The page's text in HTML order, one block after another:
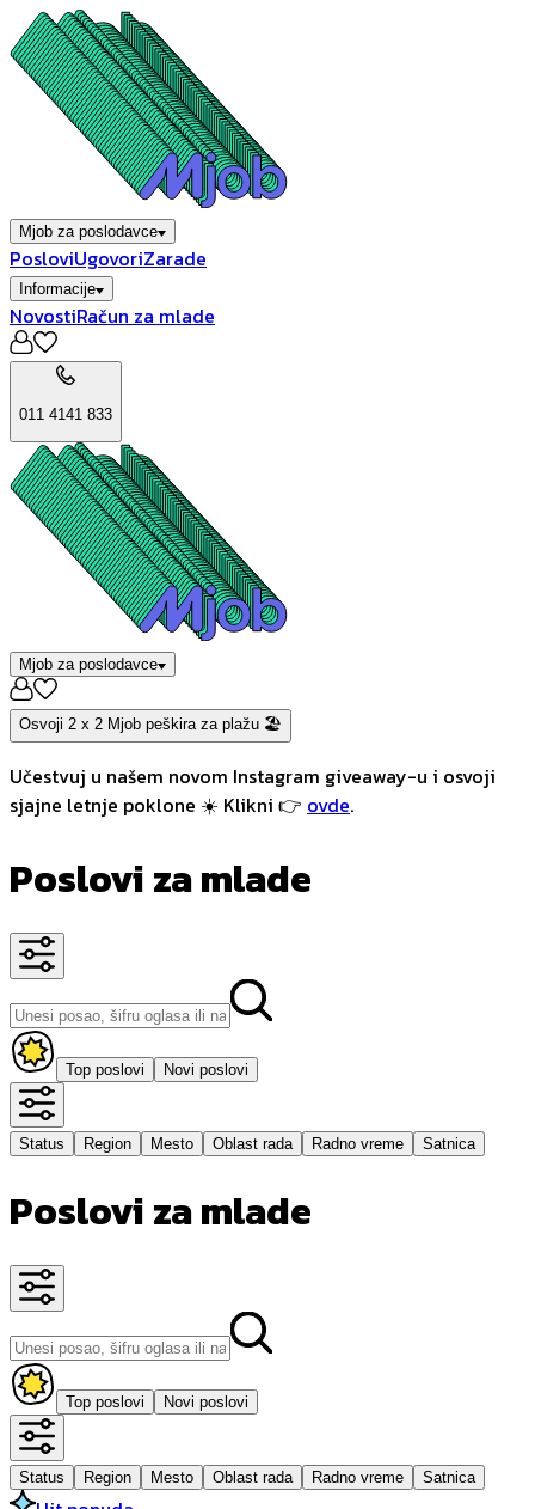
Mjob za poslodavce
PosloviUgovoriZarade
Informacije
NovostiRačun za mlade
011 4141 833
Mjob za poslodavce
Osvoji 2 x 2 Mjob peškira za plažu 🏖️
Učestvuj u našem novom Instagram giveaway-u i osvoji
sjajne letnje poklone ☀️ Klikni 👉 ovde.
Poslovi za mlade
Top poslovi Novi poslovi
Status Region Mesto Oblast rada Radno vreme Satnica
Poslovi za mlade
Top poslovi Novi poslovi
Status Region Mesto Oblast rada Radno vreme Satnica